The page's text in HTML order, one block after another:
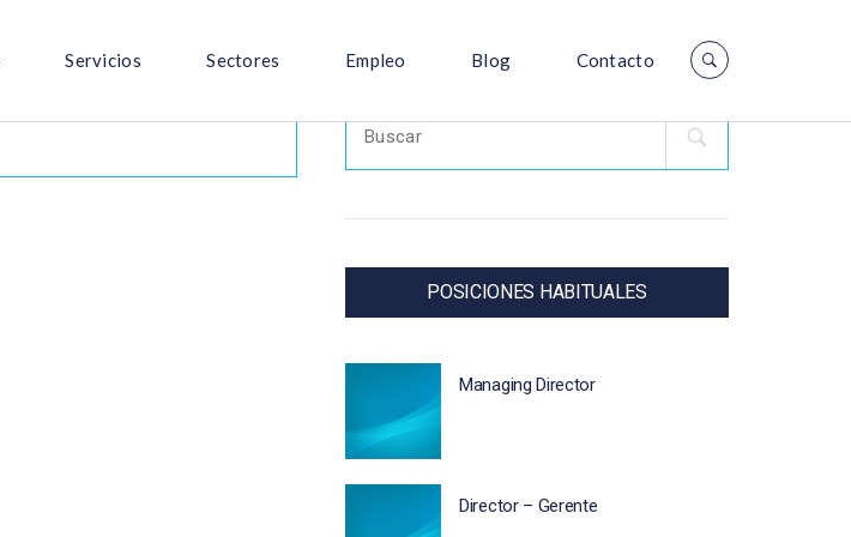
Servicios Sectores Empleo Blog Contacto
Search
for:
POSICIONES HABITUALES
Managing Director
Director – Gerente